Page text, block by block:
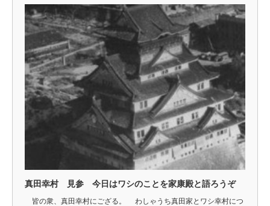
真田幸村 見参 今日はワシのことを家康殿と語ろうぞ
皆の衆、真田幸村にござる。 わしゃうち真田家とワシ幸村につ